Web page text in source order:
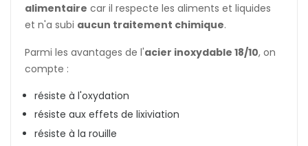
alimentaire car il respecte les aliments et liquides
et n'a subi aucun traitement chimique.
Parmi les avantages de l'acier inoxydable 18/10, on
compte :
résiste à l'oxydation
résiste aux effets de lixiviation
résiste à la rouille